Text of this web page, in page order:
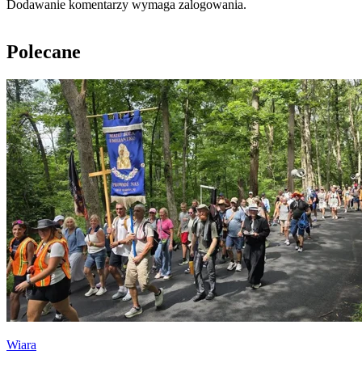
Dodawanie komentarzy wymaga zalogowania.
Polecane
Wiara